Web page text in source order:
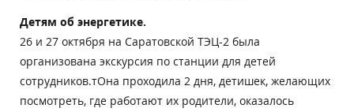
Детям об энергетике.
26 и 27 октября на Саратовской ТЭЦ-2 была
организована экскурсия по станции для детей
сотрудников.тОна проходила 2 дня, детишек, желающих
посмотреть, где работают их родители, оказалось